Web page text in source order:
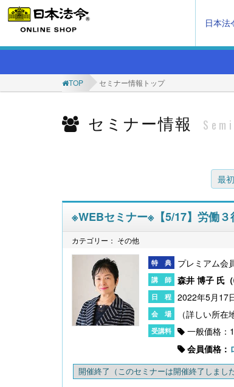
日本法
TOP セミナー情報トップ
セミナー情報
最初
※WEBセミナー※【5/17】労働
カテゴリー： その他
プレミアム会
森井 博子 氏（
2022年5月17
一般価格：
会員価格：
開催終了 （このセミナーは開催終了しました
〔改訂版〕Excelでできる 産前
児休業《簡単》管理